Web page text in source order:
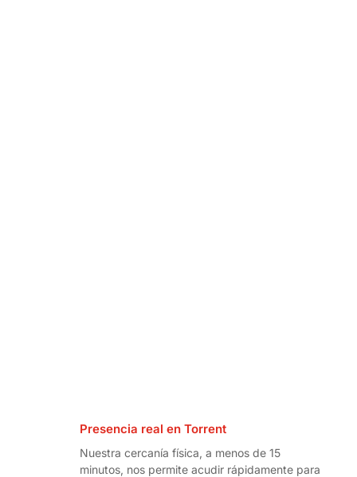
Presencia real en Torrent
Nuestra cercanía física, a menos de 15
minutos, nos permite acudir rápidamente para